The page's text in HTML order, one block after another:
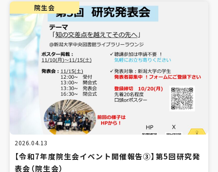
院生会
2026.04.13
【令和7年度院生会イベント開催報告③】第5回研究発
表会（院生会）